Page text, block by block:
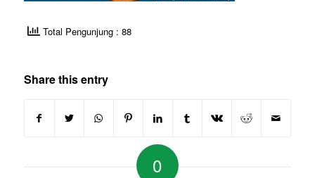
Total Pengunjung : 88
Share this entry
0